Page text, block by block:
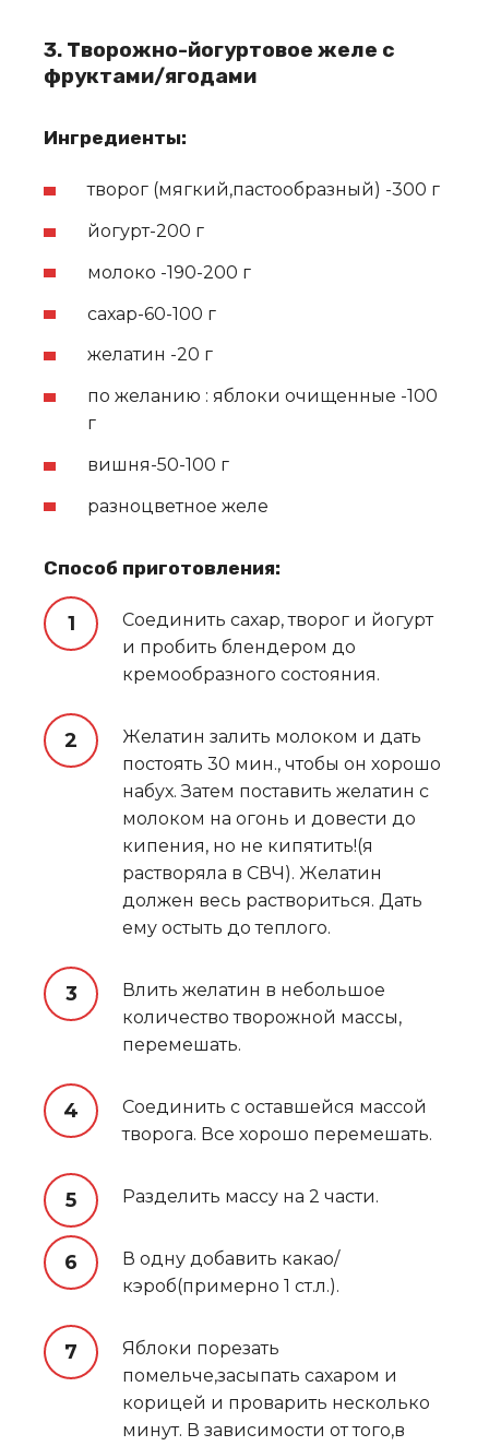
3. Творожно-йогуртовое желе с
фруктами/ягодами
Ингредиенты:
творог (мягкий,пастообразный) -300 г
йогурт-200 г
молоко -190-200 г
сахар-60-100 г
желатин -20 г
по желанию : яблоки очищенные -100
г
вишня-50-100 г
разноцветное желе
Способ приготовления:
Соединить сахар, творог и йогурт
и пробить блендером до
кремообразного состояния.
Желатин залить молоком и дать
постоять 30 мин., чтобы он хорошо
набух. Затем поставить желатин с
молоком на огонь и довести до
кипения, но не кипятить!(я
растворяла в СВЧ). Желатин
должен весь раствориться. Дать
ему остыть до теплого.
Влить желатин в небольшое
количество творожной массы,
перемешать.
Соединить с оставшейся массой
творога. Все хорошо перемешать.
Разделить массу на 2 части.
В одну добавить какао/
кэроб(примерно 1 ст.л.).
Яблоки порезать
помельче,засыпать сахаром и
корицей и проварить несколько
минут. В зависимости от того,в